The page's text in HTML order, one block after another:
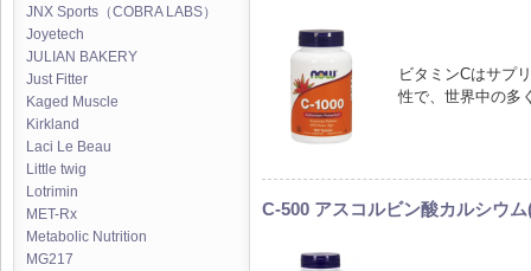
JNX Sports（COBRA LABS）
Joyetech
JULIAN BAKERY
Just Fitter
Kaged Muscle
Kirkland
Laci Le Beau
Little twig
Lotrimin
MET-Rx
Metabolic Nutrition
MG217
ビタミンCはサプ
性で、世界中の多
C-500 アスコルビン酸カルシウ